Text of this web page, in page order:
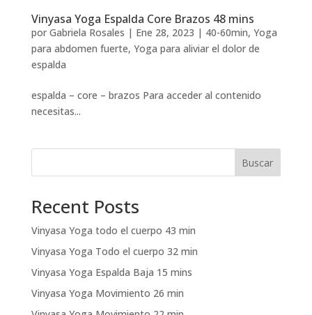
Vinyasa Yoga Espalda Core Brazos 48 mins
por Gabriela Rosales | Ene 28, 2023 | 40-60min, Yoga
para abdomen fuerte, Yoga para aliviar el dolor de
espalda
espalda – core – brazos Para acceder al contenido
necesitas...
Buscar
Recent Posts
Vinyasa Yoga todo el cuerpo 43 min
Vinyasa Yoga Todo el cuerpo 32 min
Vinyasa Yoga Espalda Baja 15 mins
Vinyasa Yoga Movimiento 26 min